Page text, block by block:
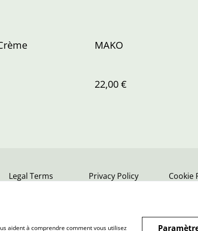
MAKO
22,00 €
Legal Terms Privacy Policy Cookie
aident à comprendre comment vous utilisez